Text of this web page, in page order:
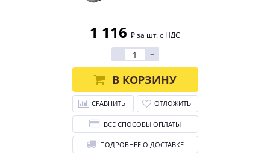
1 116 ₽ за шт. с НДС
-
+
В КОРЗИНУ
СРАВНИТЬ ОТЛОЖИТЬ
ВСЕ СПОСОБЫ ОПЛАТЫ
ПОДРОБНЕЕ О ДОСТАВКЕ